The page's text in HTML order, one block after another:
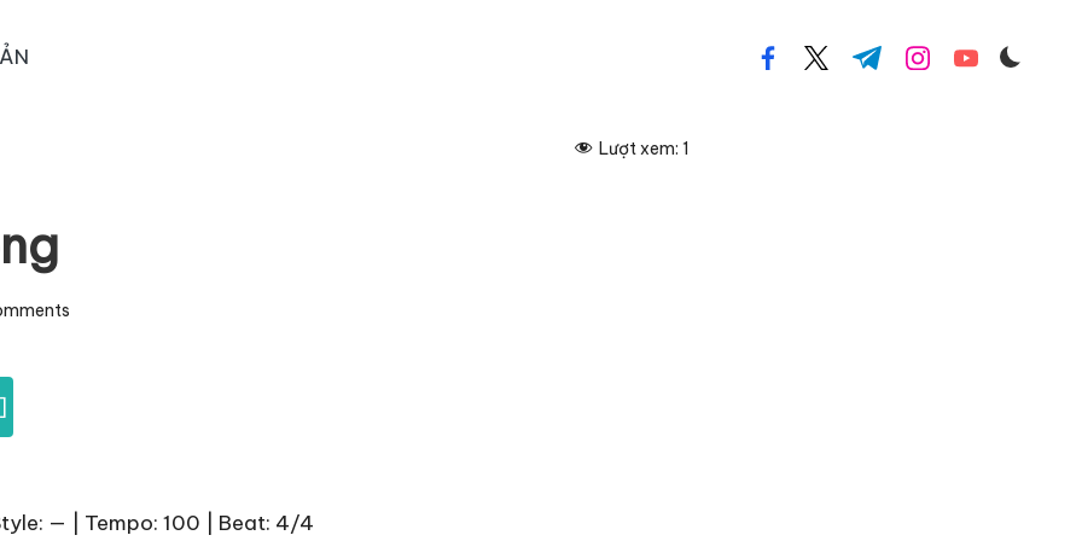
facebook.com
twitter.com
t.me instagram.com
youtube.com
— | Tempo: 100 | Beat: 4/4
Lượt xem: 1